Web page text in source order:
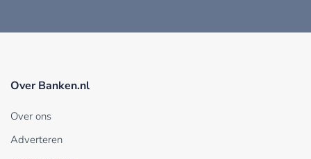
Over Banken.nl
Over ons
Adverteren